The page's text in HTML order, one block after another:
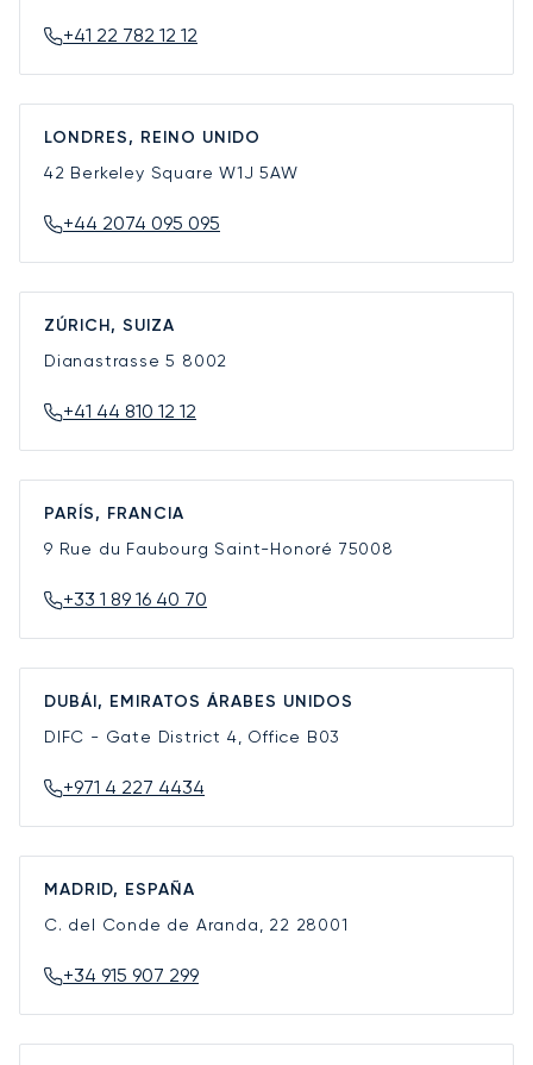
+41 22 782 12 12
LONDRES, REINO UNIDO
42 Berkeley SquareW1J 5AW
+44 2074 095 095
ZÚRICH, SUIZA
Dianastrasse 5 8002
+41 44 810 12 12
PARÍS, FRANCIA
9 Rue du Faubourg Saint-Honoré 75008
+33 1 89 16 40 70
DUBÁI, EMIRATOS ÁRABES UNIDOS
DIFC - Gate District 4, Office B03
+971 4 227 4434
MADRID, ESPAÑA
C. del Conde de Aranda, 22 28001
+34 915 907 299